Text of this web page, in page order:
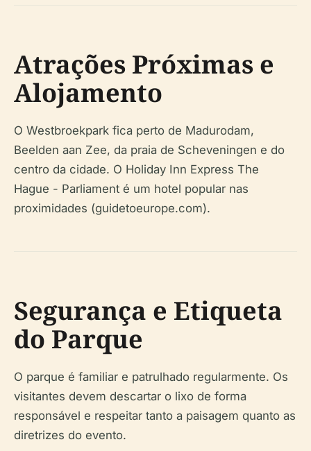
Atrações Próximas e
Alojamento
O Westbroekpark fica perto de Madurodam,
Beelden aan Zee, da praia de Scheveningen e do
centro da cidade. O Holiday Inn Express The
Hague - Parliament é um hotel popular nas
proximidades (guidetoeurope.com).
Segurança e Etiqueta
do Parque
O parque é familiar e patrulhado regularmente. Os
visitantes devem descartar o lixo de forma
responsável e respeitar tanto a paisagem quanto as
diretrizes do evento.